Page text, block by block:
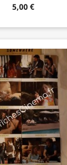
5,00 €